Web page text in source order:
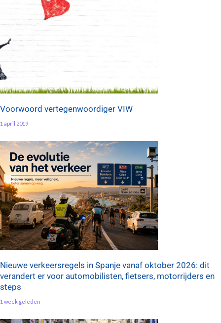
Voorwoord vertegenwoordiger VIW
1 april 2019
Nieuwe verkeersregels in Spanje vanaf oktober 2026: dit
verandert er voor automobilisten, fietsers, motorrijders en
steps
1 week geleden